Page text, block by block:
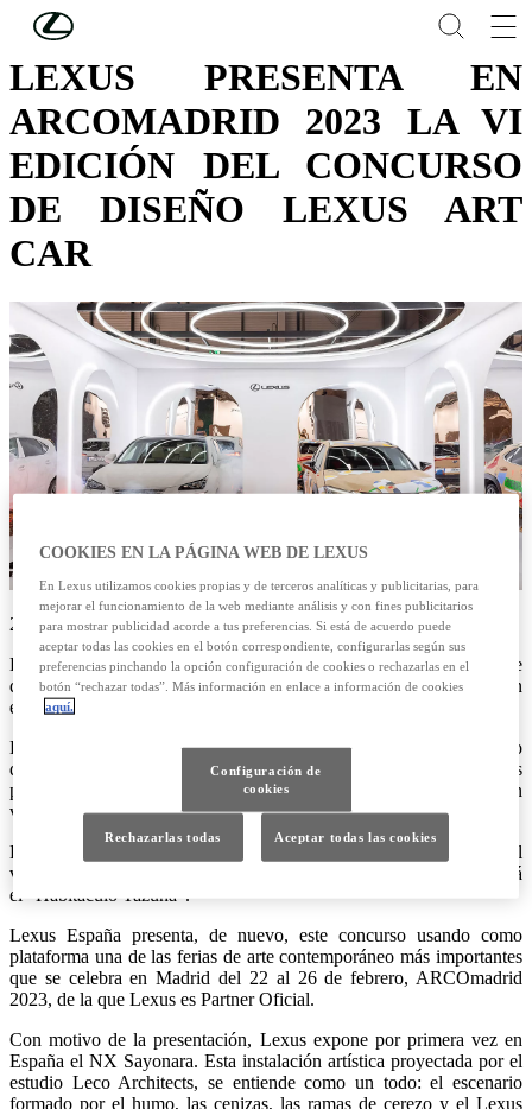
Skip to Main Content
LEXUS PRESENTA EN
ARCOMADRID 2023 LA VI
EDICIÓN DEL CONCURSO
DE DISEÑO LEXUS ART
CAR
22/02/2023
Lexus España convoca de nuevo, y por sexta vez el concurso de
diseño Lexus Art Car, el proyecto de Lexus que une a la marca con
el arte. Un proyecto que se concreta en un concurso nacional.
La idea es plasmar, en un Lexus como lienzo y en técnica libre, lo
que significa el coche para cada uno de los diseñadores
participantes. El artista más votado verá plasmada su obra en un
vehículo real.
La idea principal es plasmar en el RX, los valores propios del
vehículo y de la marca. El concepto protagonista de esta edición será
el “Habitáculo Tazuna”.
Lexus España presenta, de nuevo, este concurso usando como
plataforma una de las ferias de arte contemporáneo más importantes
que se celebra en Madrid del 22 al 26 de febrero, ARCOmadrid
2023, de la que Lexus es Partner Oficial.
Con motivo de la presentación, Lexus expone por primera vez en
España el NX Sayonara. Esta instalación artística proyectada por el
estudio Leco Architects, se entiende como un todo: el escenario
formado por el humo, las cenizas, las ramas de cerezo y el Lexus
COOKIES EN LA PÁGINA WEB DE LEXUS
En Lexus utilizamos cookies propias y de terceros analíticas y publicitarias, para
mejorar el funcionamiento de la web mediante análisis y con fines publicitarios
para mostrar publicidad acorde a tus preferencias. Si está de acuerdo puede
aceptar todas las cookies en el botón correspondiente, configurarlas según sus
preferencias pinchando la opción configuración de cookies o rechazarlas en el
botón “rechazar todas”. Más información en enlace a información de cookies
aquí.
Configuración de
cookies
Rechazarlas todas Aceptar todas las cookies